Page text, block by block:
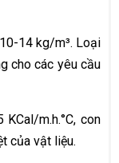
14 kg/m³. Loại
cho các yêu cầu
m.h.°C, con
của vật liệu.